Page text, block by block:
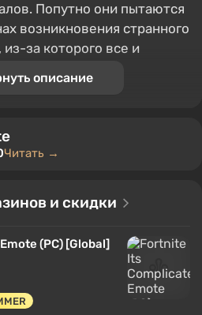
Попутно они пытаются
возникновения странного
за которого все и
Fortnite
битвы»
описание
Читать →
и скидки
(PC) [Global]